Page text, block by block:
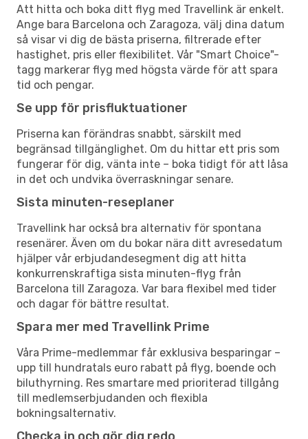
Att hitta och boka ditt flyg med Travellink är enkelt.
Ange bara Barcelona och Zaragoza, välj dina datum
så visar vi dig de bästa priserna, filtrerade efter
hastighet, pris eller flexibilitet. Vår "Smart Choice"-
tagg markerar flyg med högsta värde för att spara
tid och pengar.
Se upp för prisfluktuationer
Priserna kan förändras snabbt, särskilt med
begränsad tillgänglighet. Om du hittar ett pris som
fungerar för dig, vänta inte – boka tidigt för att låsa
in det och undvika överraskningar senare.
Sista minuten-reseplaner
Travellink har också bra alternativ för spontana
resenärer. Även om du bokar nära ditt avresedatum
hjälper vår erbjudandesegment dig att hitta
konkurrenskraftiga sista minuten-flyg från
Barcelona till Zaragoza. Var bara flexibel med tider
och dagar för bättre resultat.
Spara mer med Travellink Prime
Våra Prime-medlemmar får exklusiva besparingar –
upp till hundratals euro rabatt på flyg, boende och
biluthyrning. Res smartare med prioriterad tillgång
till medlemserbjudanden och flexibla
bokningsalternativ.